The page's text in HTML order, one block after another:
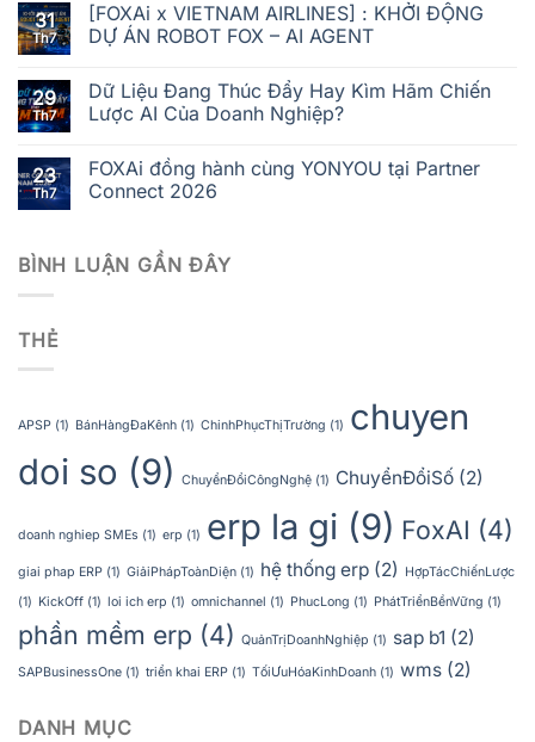
31
Th7
[FOXAi x VIETNAM AIRLINES] : KHỞI ĐỘNG
DỰ ÁN ROBOT FOX – AI AGENT
29
Th7
Dữ Liệu Đang Thúc Đẩy Hay Kìm Hãm Chiến
Lược AI Của Doanh Nghiệp?
23
Th7
FOXAi đồng hành cùng YONYOU tại Partner
Connect 2026
BÌNH LUẬN GẦN ĐÂY
THẺ
APSP (1) BánHàngĐaKênh (1) ChinhPhụcThịTrường (1) chuyen
doi so (9) ChuyểnĐổiCôngNghệ (1) ChuyểnĐổiSố (2)
doanh nghiep SMEs (1) erp (1) erp la gi (9) FoxAI (4)
giai phap ERP (1) GiảiPhápToànDiện (1) hệ thống erp (2)
HợpTácChiếnLược
(1) KickOff (1) loi ich erp (1) omnichannel (1) PhucLong (1) PhátTriểnBềnVững (1)
phần mềm erp (4) QuảnTrịDoanhNghiệp (1) sap b1 (2)
SAPBusinessOne (1) triển khai ERP (1) TốiƯuHóaKinhDoanh (1) wms (2)
DANH MỤC